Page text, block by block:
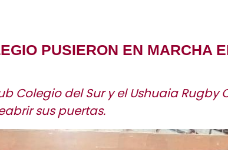
PUSIERON EN MARCHA
Colegio del Sur y el Ushuaia Rugby
sus puertas.